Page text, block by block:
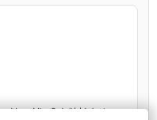
VegaMix 2: Wild West